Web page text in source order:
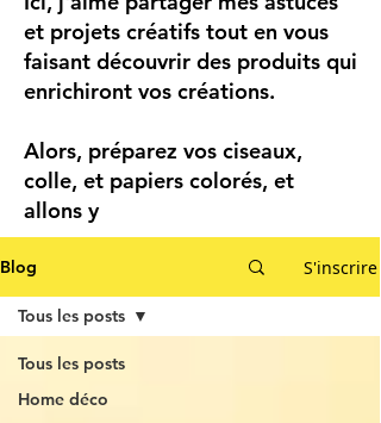
et projets créatifs tout en vous
faisant découvrir des produits qui
enrichiront vos créations.
Alors, préparez vos ciseaux,
colle, et papiers colorés, et
allons y
Blog S'inscrire
Tous les posts
Home déco
Tous les posts